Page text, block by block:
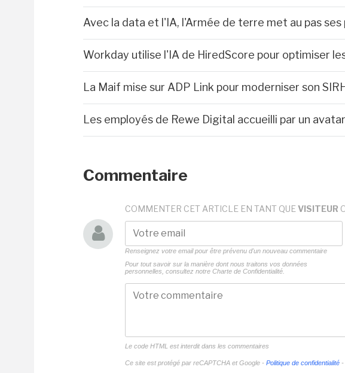
Avec la data et l'IA, l'Armée de terre met au pas ses
Workday utilise l'IA de HiredScore pour optimiser
La Maif mise sur ADP Link pour moderniser son SIRH
Les employés de Rewe Digital accueilli par un
Commentaire
COMMENTER CET ARTICLE EN TANT QUE VISITEUR
Renseignez votre email pour être prévenu d'un nouveau commentaire
Pour tout savoir sur la manière dont nous traitons vos données
personnelles, consultez notre Charte de Confidentialité.
Le code HTML est interdit dans les commentaires
Ce site est protégé par reCAPTCHA et Google - Politique de confidentialité -